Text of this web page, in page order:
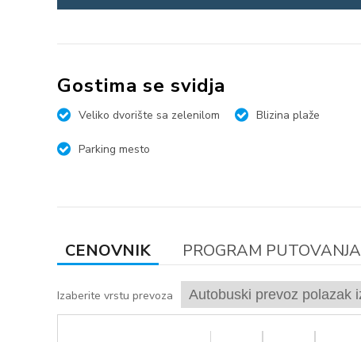
Gostima se svidja
Veliko dvorište sa zelenilom Blizina plaže
Parking mesto
CENOVNIK PROGRAM PUTOVANJA
Izaberite vrstu prevoza